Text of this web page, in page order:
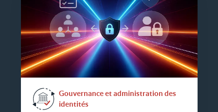
Gouvernance et administration des
identités